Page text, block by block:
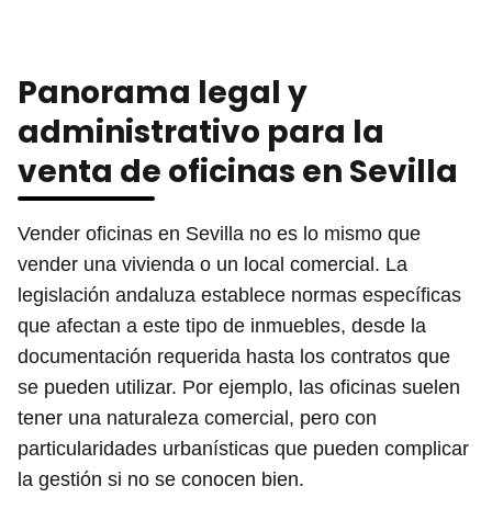
Panorama legal y
administrativo para la
venta de oficinas en Sevilla
Vender oficinas en Sevilla no es lo mismo que
vender una vivienda o un local comercial. La
legislación andaluza establece normas específicas
que afectan a este tipo de inmuebles, desde la
documentación requerida hasta los contratos que
se pueden utilizar. Por ejemplo, las oficinas suelen
tener una naturaleza comercial, pero con
particularidades urbanísticas que pueden complicar
la gestión si no se conocen bien.